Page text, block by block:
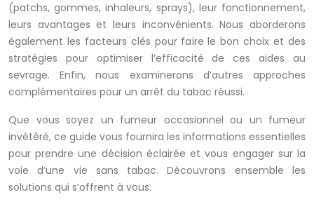
(patchs, gommes, inhaleurs, sprays), leur fonctionnement,
leurs avantages et leurs inconvénients. Nous aborderons
également les facteurs clés pour faire le bon choix et des
stratégies pour optimiser l’efficacité de ces aides au
sevrage. Enfin, nous examinerons d’autres approches
complémentaires pour un arrêt du tabac réussi.
Que vous soyez un fumeur occasionnel ou un fumeur
invétéré, ce guide vous fournira les informations essentielles
pour prendre une décision éclairée et vous engager sur la
voie d’une vie sans tabac. Découvrons ensemble les
solutions qui s’offrent à vous.